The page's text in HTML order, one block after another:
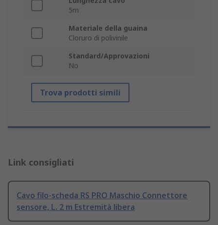
5m
Materiale della guaina
Cloruro di polivinile
Standard/Approvazioni
No
Trova prodotti simili
Link consigliati
Cavo filo-scheda RS PRO Maschio Connettore
sensore, L. 2 m Estremità libera